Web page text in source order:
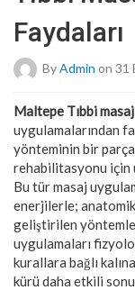
Faydaları
ByAdmin on 31
Maltepe Tıbbi
uygulamalarından
yönteminin bir
rehabilitasyonu için
Bu tür masaj
enerjilerle;
geliştirilen
uygulamaları
kurallara bağlı
kürü daha etkili